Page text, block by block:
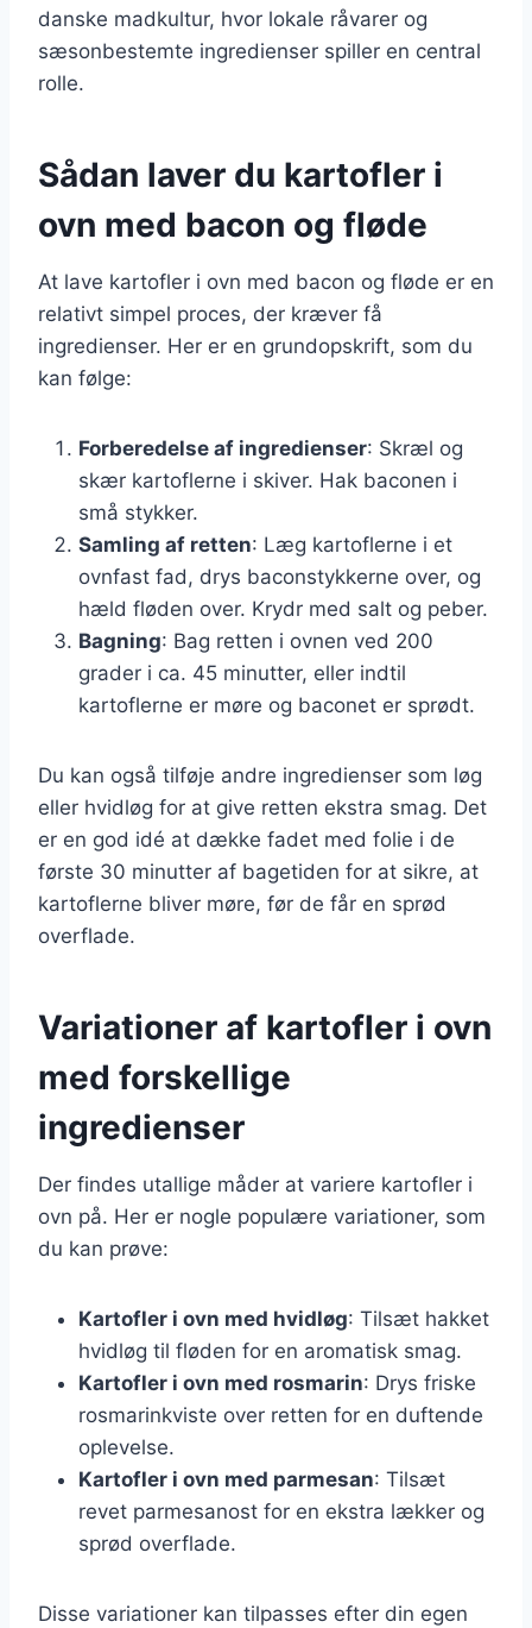
danske madkultur, hvor lokale råvarer og
sæsonbestemte ingredienser spiller en central
rolle.
Sådan laver du kartofler i
ovn med bacon og fløde
At lave kartofler i ovn med bacon og fløde er en
relativt simpel proces, der kræver få
ingredienser. Her er en grundopskrift, som du
kan følge:
Forberedelse af ingredienser: Skræl og
skær kartoflerne i skiver. Hak baconen i
små stykker.
Samling af retten: Læg kartoflerne i et
ovnfast fad, drys baconstykkerne over, og
hæld fløden over. Krydr med salt og peber.
Bagning: Bag retten i ovnen ved 200
grader i ca. 45 minutter, eller indtil
kartoflerne er møre og baconet er sprødt.
Du kan også tilføje andre ingredienser som løg
eller hvidløg for at give retten ekstra smag. Det
er en god idé at dække fadet med folie i de
første 30 minutter af bagetiden for at sikre, at
kartoflerne bliver møre, før de får en sprød
overflade.
Variationer af kartofler i ovn
med forskellige
ingredienser
Der findes utallige måder at variere kartofler i
ovn på. Her er nogle populære variationer, som
du kan prøve:
Kartofler i ovn med hvidløg: Tilsæt hakket
hvidløg til fløden for en aromatisk smag.
Kartofler i ovn med rosmarin: Drys friske
rosmarinkviste over retten for en duftende
oplevelse.
Kartofler i ovn med parmesan: Tilsæt
revet parmesanost for en ekstra lækker og
sprød overflade.
Disse variationer kan tilpasses efter din egen